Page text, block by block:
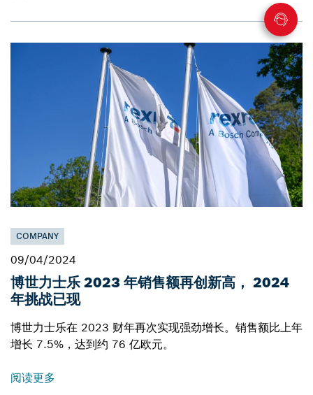
COMPANY
09/04/2024
博世力士乐 2023 年销售额再创新高， 2024
年挑战已现
博世力士乐在 2023 财年再次实现强劲增长。销售额比上年
增长 7.5%，达到约 76 亿欧元。
阅读更多